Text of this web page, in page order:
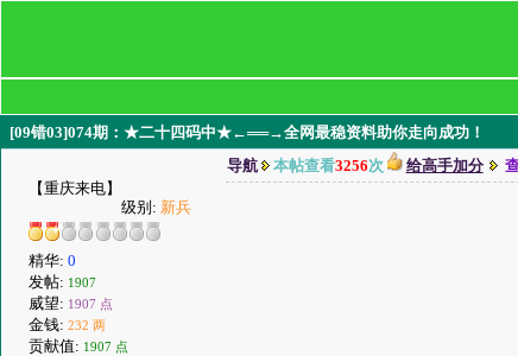
[09错03]074期：★二十四码中★←══→全网最稳资料助你走向成功！
【重庆来电】
级别: 新兵
精华: 0
发帖: 1907
威望: 1907 点
金钱: 232 两
贡献值: 1907 点
导航 本帖查看3256次 给高手加分